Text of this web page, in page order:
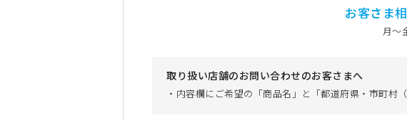
お客さま
月～
取り扱い店舗のお問い合わせのお客さまへ
・内容欄にご希望の「商品名」と「都道府県・市町村